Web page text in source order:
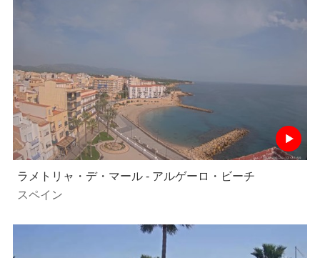
ラメトリャ・デ・マール - アルゲーロ・ビーチ
スペイン